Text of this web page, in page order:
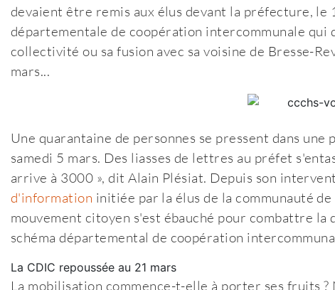
devaient être remis aux élus devant la préfecture, le
départementale de coopération intercommunale
collectivité ou sa fusion avec sa voisine de Bresse-
mars...
Une quarantaine de personnes se pressent dans
samedi 5 mars. Des liasses de lettres au préfet
arrive à 3000 », dit Alain Plésiat. Depuis son
d'information initiée par la élus de la communauté
mouvement citoyen s'est ébauché pour combattre
schéma départemental de coopération
La CDIC repoussée au 21 mars
La mobilisation commence-t-elle à porter ses fruits ?